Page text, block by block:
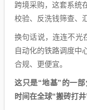
跨境采购，这套系统
校验、反洗钱筛查、
换句话说，连连不光
自动化的铁路调度中
合规、更便宜。
这只是“地基”的一
时间在全球“搬砖打井